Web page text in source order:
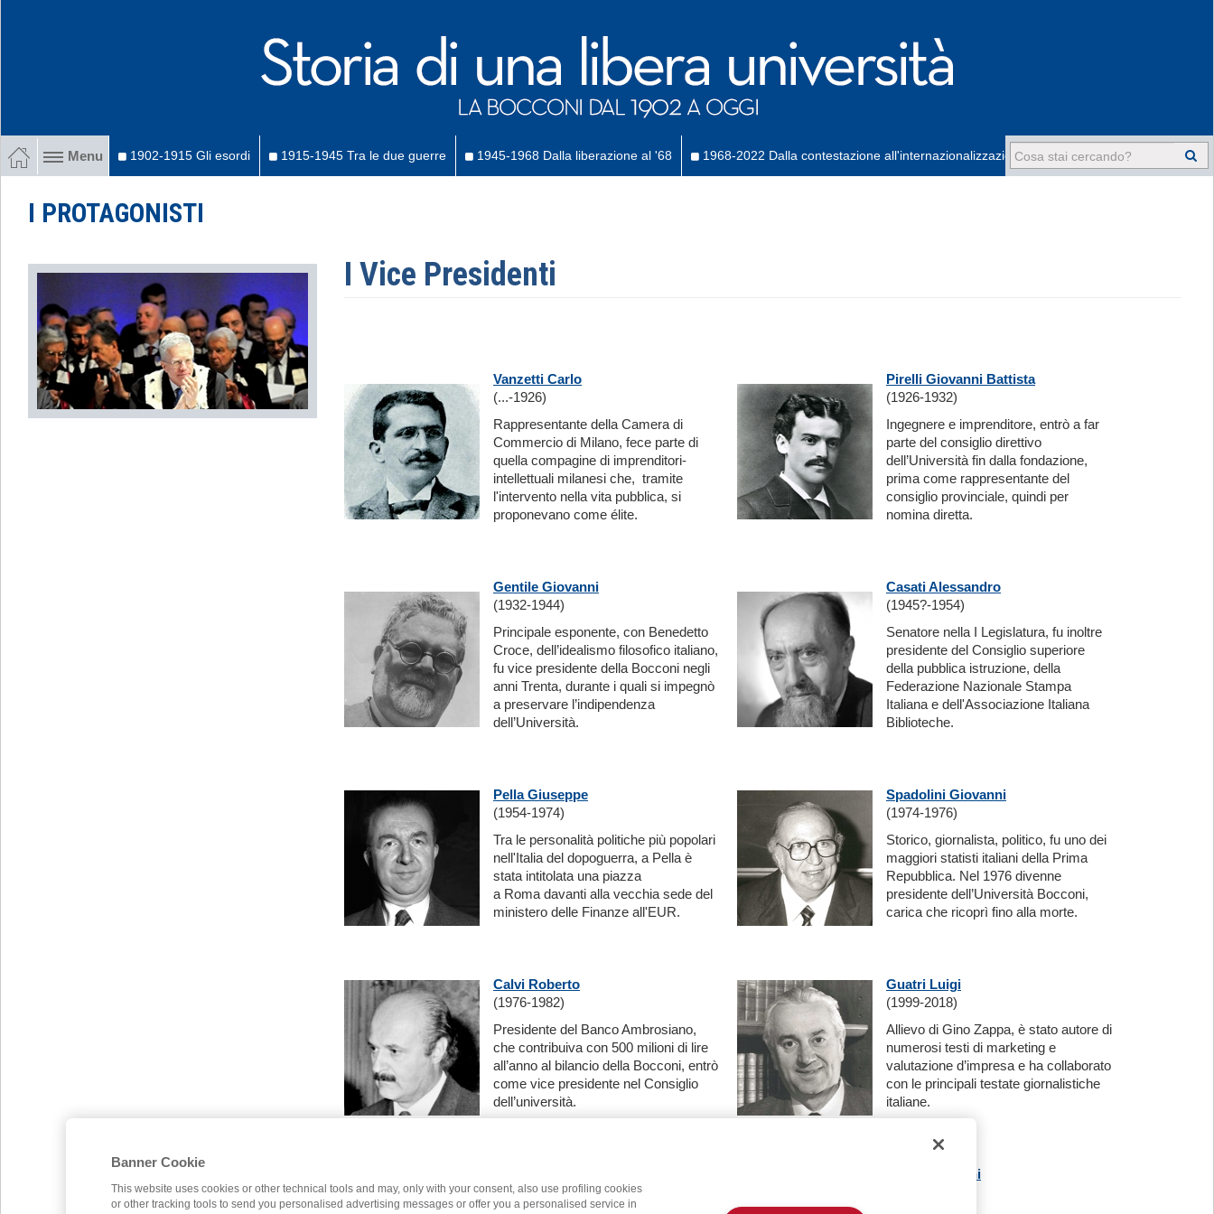
Menu 1902-1915 Gli esordi 1915-1945 Tra le due guerre 1945-1968 Dalla liberazione al '68 1968-2022 Dalla contestazione all'internazionalizzazione -
I PROTAGONISTI
I Vice Presidenti
Vanzetti Carlo
(...-1926)
Rappresentante della Camera di
Commercio di Milano, fece parte di
quella compagine di imprenditori-
intellettuali milanesi che, tramite
l'intervento nella vita pubblica, si
proponevano come élite.
Pirelli Giovanni Battista
(1926-1932)
Ingegnere e imprenditore, entrò a far
parte del consiglio direttivo
dell’Università fin dalla fondazione,
prima come rappresentante del
consiglio provinciale, quindi per
nomina diretta.
Gentile Giovanni
(1932-1944)
Principale esponente, con Benedetto
Croce, dell’idealismo filosofico italiano,
fu vice presidente della Bocconi negli
anni Trenta, durante i quali si impegnò
a preservare l’indipendenza
dell’Università.
Casati Alessandro
(1945?-1954)
Senatore nella I Legislatura, fu inoltre
presidente del Consiglio superiore
della pubblica istruzione, della
Federazione Nazionale Stampa
Italiana e dell'Associazione Italiana
Biblioteche.
Pella Giuseppe
(1954-1974)
Tra le personalità politiche più popolari
nell'Italia del dopoguerra, a Pella è
stata intitolata una piazza
a Roma davanti alla vecchia sede del
ministero delle Finanze all'EUR.
Spadolini Giovanni
(1974-1976)
Storico, giornalista, politico, fu uno dei
maggiori statisti italiani della Prima
Repubblica. Nel 1976 divenne
presidente dell’Università Bocconi,
carica che ricoprì fino alla morte.
Calvi Roberto
(1976-1982)
Presidente del Banco Ambrosiano,
che contribuiva con 500 milioni di lire
all’anno al bilancio della Bocconi, entrò
come vice presidente nel Consiglio
dell’università.
Guatri Luigi
(1999-2018)
Allievo di Gino Zappa, è stato autore di
numerosi testi di marketing e
valutazione d’impresa e ha collaborato
con le principali testate giornalistiche
italiane.
(2019-2022)
Guido Tabellini
Banner Cookie
This website uses cookies or other technical tools and may, only with your consent, also use profiling cookies
or other tracking tools to send you personalised advertising messages or offer you a personalised service in